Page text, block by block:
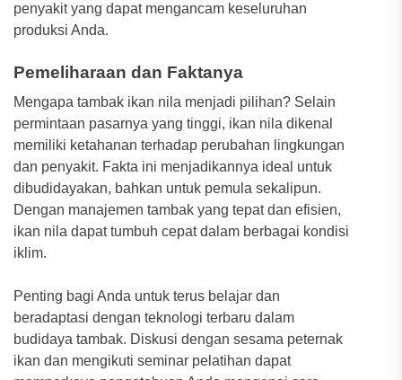
penyakit yang dapat mengancam keseluruhan
produksi Anda.
Pemeliharaan dan Faktanya
Mengapa tambak ikan nila menjadi pilihan? Selain
permintaan pasarnya yang tinggi, ikan nila dikenal
memiliki ketahanan terhadap perubahan lingkungan
dan penyakit. Fakta ini menjadikannya ideal untuk
dibudidayakan, bahkan untuk pemula sekalipun.
Dengan manajemen tambak yang tepat dan efisien,
ikan nila dapat tumbuh cepat dalam berbagai kondisi
iklim.
Penting bagi Anda untuk terus belajar dan
beradaptasi dengan teknologi terbaru dalam
budidaya tambak. Diskusi dengan sesama peternak
ikan dan mengikuti seminar pelatihan dapat